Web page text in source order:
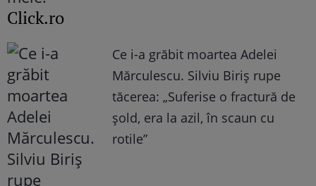
Click.ro
Ce i-a grăbit moartea Adelei
Mărculescu. Silviu Biriș rupe
tăcerea: „Suferise o fractură de
șold, era la azil, în scaun cu
rotile”